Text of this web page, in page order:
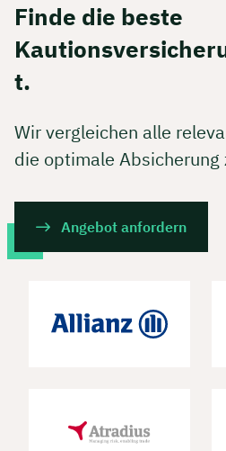
Finde die beste
t.
Wir vergleichen alle
die optimale Absicherung
Angebot anfordern